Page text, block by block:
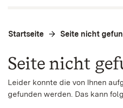
Startseite Seite nicht
Seite nicht
Leider konnte die von Ihnen
gefunden werden. Das kann